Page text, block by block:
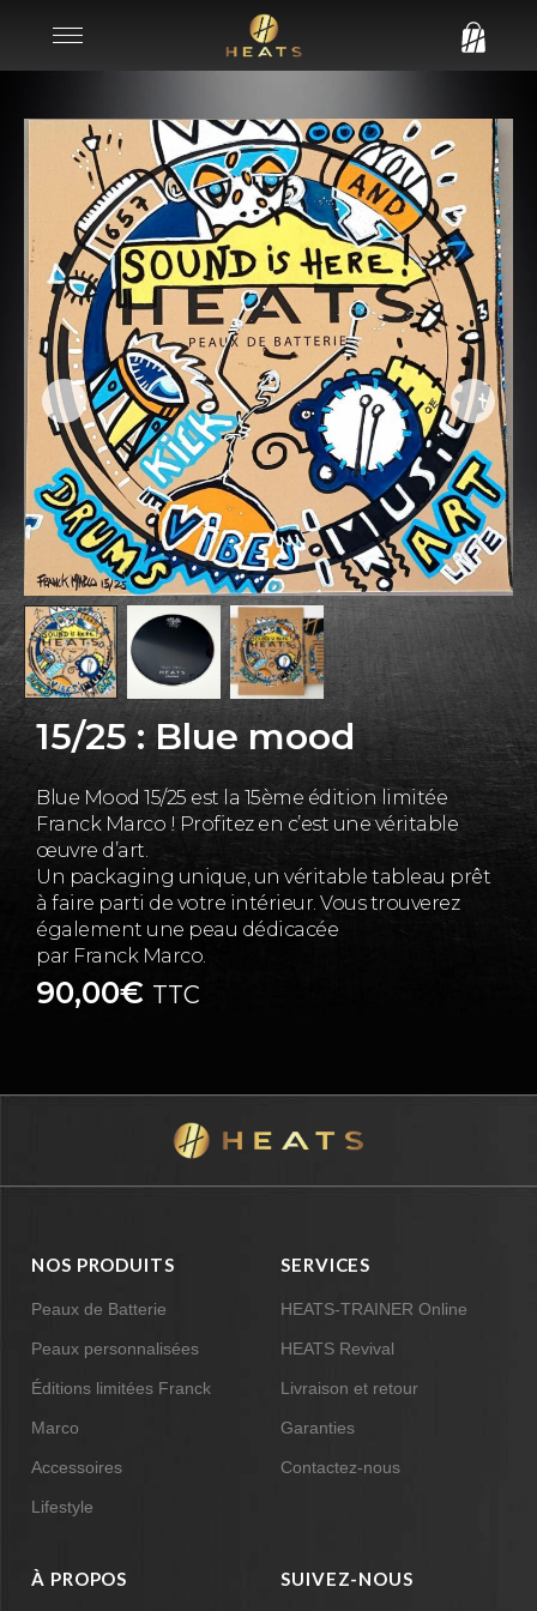
15/25 : Blue mood
Blue Mood 15/25 est la 15ème édition limitée
Franck Marco ! Profitez en c’est une véritable
œuvre d’art.
Un packaging unique, un véritable tableau prêt
à faire parti de votre intérieur. Vous trouverez
également une peau dédicacée
par Franck Marco.
90,00€ TTC
NOS PRODUITS
Peaux de Batterie
Peaux personnalisées
Éditions limitées Franck
Marco
Accessoires
Lifestyle
SERVICES
HEATS-TRAINER Online
HEATS Revival
Livraison et retour
Garanties
Contactez-nous
À PROPOS SUIVEZ-NOUS